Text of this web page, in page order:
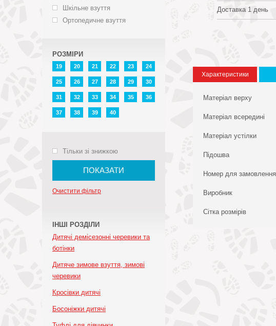
Доставка 1 день
Характеристики
Матеріал верху
Матеріал всередині
Матеріал устілки
Підошва
Номер для замовлення
Виробник
Сітка розмірів
Шкільне взуття
Ортопедичне взуття
РОЗМІРИ
19 20 21 22 23 24
25 26 27 28 29 30
31 32 33 34 35 36
37 38 39 40
Тільки зі знижкою
ПОКАЗАТИ
Очистити фільтр
ІНШІ РОЗДІЛИ
Дитячі демісезонні черевики та
ботінки
Дитяче зимове взуття, зимові
черевики
Кросівки дитячі
Босоніжки дитячі